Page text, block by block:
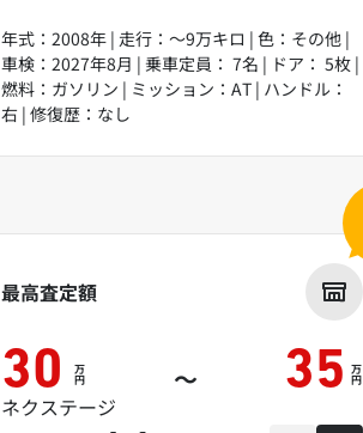
年式：2008年 | 走行：～9万キロ | 色：その他 |
車検：2027年8月 | 乗車定員： 7名 | ドア： 5枚 |
燃料：ガソリン | ミッション：AT | ハンドル：
右 | 修復歴：なし
最高査定額
30 万
円 ～ 35 万
円
ネクステージ